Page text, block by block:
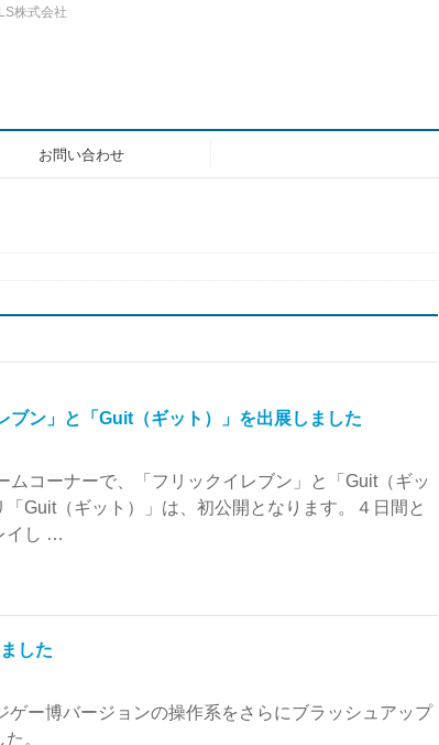
株式会社
お問い合わせ
ブン」と「Guit（ギット）」を出展しました
コーナーで、「フリックイレブン」と「Guit（ギッ
Guit（ギット）」は、初公開となります。４日間と
イし …
した
ゲー博バージョンの操作系をさらにブラッシュアップ
。